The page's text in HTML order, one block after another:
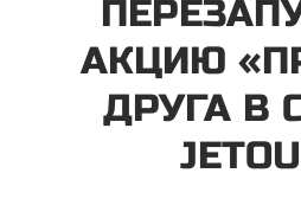
АКЦИЮ
ДРУГА В